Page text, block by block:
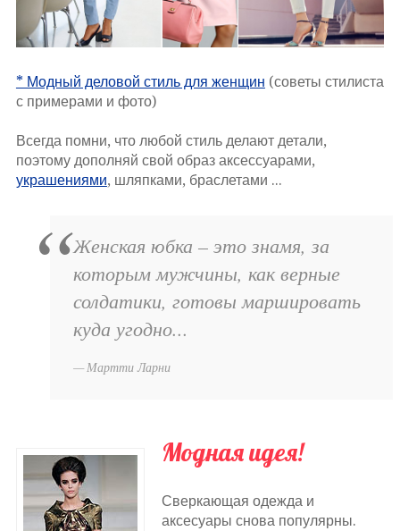
* Модный деловой стиль для женщин (советы стилиста
с примерами и фото)
Всегда помни, что любой стиль делают детали,
поэтому дополняй свой образ аксессуарами,
украшениями, шляпками, браслетами ...
Женская юбка – это знамя, за
которым мужчины, как верные
солдатики, готовы маршировать
куда угодно...
Мартти Ларни
Модная идея!
Сверкающая одежда и
аксесуары снова популярны.